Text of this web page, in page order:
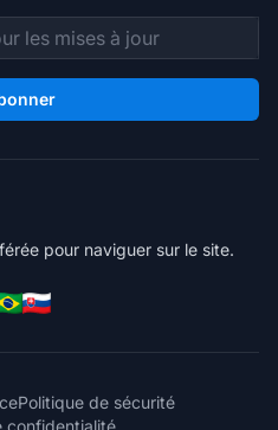
pour naviguer sur le site.
Politique de sécurité
confidentialité